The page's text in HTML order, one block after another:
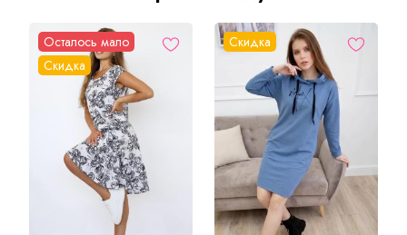
Осталось мало
Скидка
Скидка